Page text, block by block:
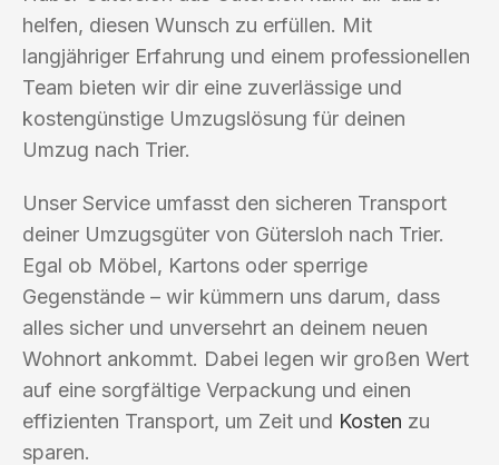
helfen, diesen Wunsch zu erfüllen. Mit
langjähriger Erfahrung und einem professionellen
Team bieten wir dir eine zuverlässige und
kostengünstige Umzugslösung für deinen
Umzug nach Trier.
Unser Service umfasst den sicheren Transport
deiner Umzugsgüter von Gütersloh nach Trier.
Egal ob Möbel, Kartons oder sperrige
Gegenstände – wir kümmern uns darum, dass
alles sicher und unversehrt an deinem neuen
Wohnort ankommt. Dabei legen wir großen Wert
auf eine sorgfältige Verpackung und einen
effizienten Transport, um Zeit und Kosten zu
sparen.